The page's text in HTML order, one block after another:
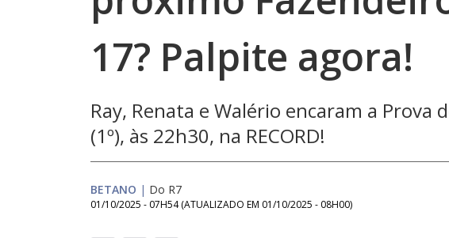
17? Palpite agora!
Ray, Renata e Walério encaram a Prova
(1º), às 22h30, na RECORD!
BETANO | Do R7
01/10/2025 - 07H54 (ATUALIZADO EM 01/10/2025 - 08H00)